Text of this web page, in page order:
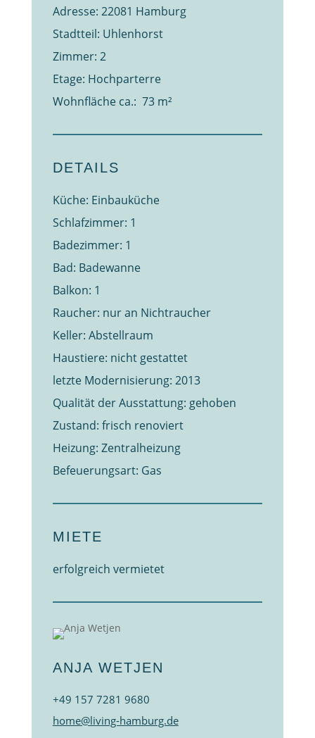
Adresse: 22081 Hamburg
Stadtteil: Uhlenhorst
Zimmer: 2
Etage: Hochparterre
Wohnfläche ca.: 73 m²
DETAILS
Küche: Einbauküche
Schlafzimmer: 1
Badezimmer: 1
Bad: Badewanne
Balkon: 1
Raucher: nur an Nichtraucher
Keller: Abstellraum
Haustiere: nicht gestattet
letzte Modernisierung: 2013
Qualität der Ausstattung: gehoben
Zustand: frisch renoviert
Heizung: Zentralheizung
Befeuerungsart: Gas
MIETE
erfolgreich vermietet
ANJA WETJEN
+49 157 7281 9680
home@living-hamburg.de